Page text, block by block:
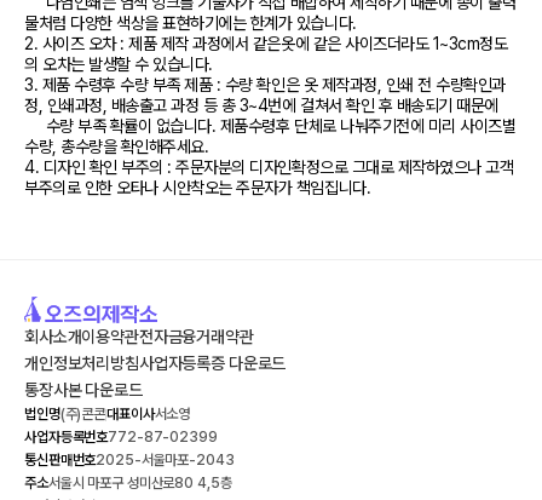
물처럼 다양한 색상을 표현하기에는 한계가 있습니다.
2. 사이즈 오차 : 제품 제작 과정에서 같은옷에 같은 사이즈더라도 1~3cm정도
의 오차는 발생할 수 있습니다.
3. 제품 수령후 수량 부족 제품 : 수량 확인은 옷 제작과정, 인쇄 전 수량확인과
정, 인쇄과정, 배송출고 과정 등 총 3~4번에 걸쳐서 확인 후 배송되기 때문에
수량, 총수량을 확인해주세요.
4. 디자인 확인 부주의 : 주문자분의 디자인확정으로 그대로 제작하였으나 고객
부주의로 인한 오타나 시안착오는 주문자가 책임집니다.
법인명(주)콘콘대표이사서소영
사업자등록번호772-87-02399
통신판매번호2025-서울마포-2043
주소서울시 마포구 성미산로80 4,5층
회사소개이용약관전자금융거래약관
개인정보처리방침사업자등록증 다운로드
통장사본 다운로드